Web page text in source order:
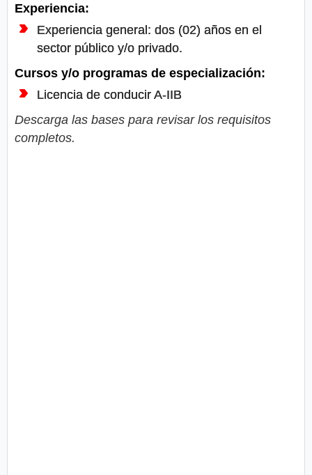
Experiencia:
Experiencia general: dos (02) años en el
sector público y/o privado.
Cursos y/o programas de especialización:
Licencia de conducir A-IIB
Descarga las bases para revisar los requisitos
completos.